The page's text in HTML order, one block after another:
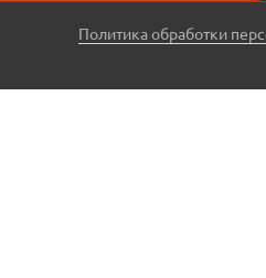
Политика обработки